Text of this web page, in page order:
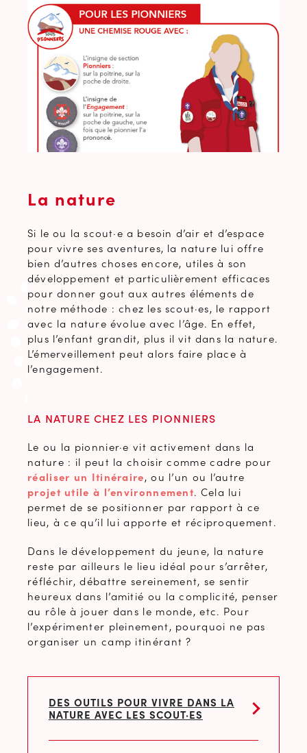
La nature
Si le ou la scout·e a besoin d’air et d’espace
pour vivre ses aventures, la nature lui offre
bien d’autres choses encore, utiles à son
développement et particulièrement efficaces
pour donner gout aux autres éléments de
notre méthode : chez les scout·es, le rapport
avec la nature évolue avec l’âge. En effet,
plus l’enfant grandit, plus il vit dans la nature.
L’émerveillement peut alors faire place à
l’engagement.
LA NATURE CHEZ LES PIONNIERS
Le ou la pionnier·e vit activement dans la
nature : il peut la choisir comme cadre pour
réaliser un Itinéraire, ou l’un ou l’autre
projet utile à l’environnement. Cela lui
permet de se positionner par rapport à ce
lieu, à ce qu’il lui apporte et réciproquement.
Dans le développement du jeune, la nature
reste par ailleurs le lieu idéal pour s’arrêter,
réfléchir, débattre sereinement, se sentir
heureux dans l’amitié ou la complicité, penser
au rôle à jouer dans le monde, etc. Pour
l’expérimenter pleinement, pourquoi ne pas
organiser un camp itinérant ?
DES OUTILS POUR VIVRE DANS LA
NATURE AVEC LES SCOUT·ES